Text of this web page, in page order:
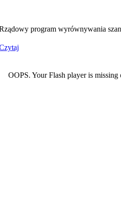
program wyrównywania
OOPS. Your Flash player is missing